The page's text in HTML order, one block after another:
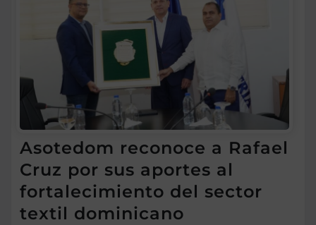
Asotedom reconoce a Rafael
Cruz por sus aportes al
fortalecimiento del sector
textil dominicano